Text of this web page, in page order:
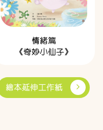
情緒篇
《奇妙小仙子》
繪本延伸工作紙